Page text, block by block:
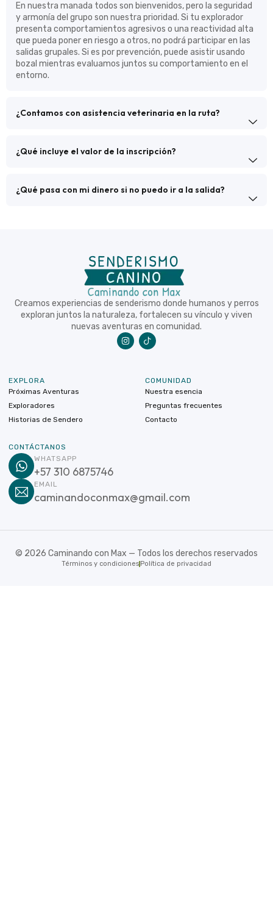
En nuestra manada todos son bienvenidos, pero la seguridad
y armonía del grupo son nuestra prioridad. Si tu explorador
presenta comportamientos agresivos o una reactividad alta
que pueda poner en riesgo a otros, no podrá participar en las
salidas grupales. Si es por prevención, puede asistir usando
bozal mientras evaluamos juntos su comportamiento en el
entorno.
¿Contamos con asistencia veterinaria en la ruta?
¿Qué incluye el valor de la inscripción?
¿Qué pasa con mi dinero si no puedo ir a la salida?
Creamos experiencias de senderismo donde humanos y perros
exploran juntos la naturaleza, fortalecen su vínculo y viven
nuevas aventuras en comunidad.
EXPLORA
Próximas Aventuras
Exploradores
Historias de Sendero
COMUNIDAD
Nuestra esencia
Preguntas frecuentes
Contacto
CONTÁCTANOS
WHATSAPP
+57 310 6875746
EMAIL
caminandoconmax@gmail.com
© 2026 Caminando con Max — Todos los derechos reservados
Términos y condiciones Política de privacidad